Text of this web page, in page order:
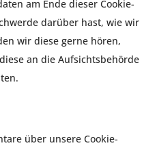
am Ende dieser Cookie-
darüber hast, wie wir
wir diese gerne hören,
an die Aufsichtsbehörde
über unsere Cookie-